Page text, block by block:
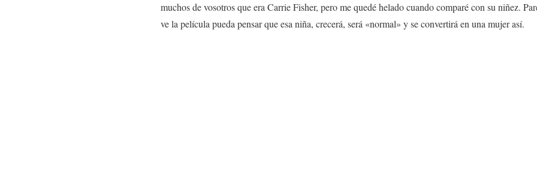
muchos de vosotros que era Carrie Fisher, pero me quedé helado cuando comparé con su niñez.
ve la película pueda pensar que esa niña, crecerá, será «normal» y se convertirá en una mujer así.